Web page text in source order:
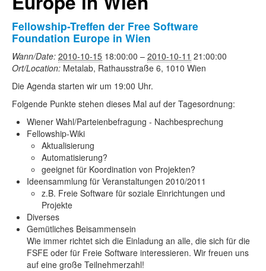
Fellowship-Treffen der Free Software
Foundation Europe in Wien
Wann/Date: 2010-10-15 18:00:00 – 2010-10-11 21:00:00
Ort/Location: Metalab, Rathausstraße 6, 1010 Wien
Die Agenda starten wir um 19:00 Uhr.
Folgende Punkte stehen dieses Mal auf der Tagesordnung:
Wiener Wahl/Parteienbefragung - Nachbesprechung
Fellowship-Wiki
Aktualisierung
Automatisierung?
geeignet für Koordination von Projekten?
Ideensammlung für Veranstaltungen 2010/2011
z.B. Freie Software für soziale Einrichtungen und
Projekte
Diverses
Gemütliches Beisammensein
Wie immer richtet sich die Einladung an alle, die sich für die
FSFE oder für Freie Software interessieren. Wir freuen uns
auf eine große Teilnehmerzahl!